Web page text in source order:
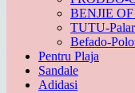
BENJIE
TUTU-
Befado-
Pentru Plaja
Sandale
Adidasi